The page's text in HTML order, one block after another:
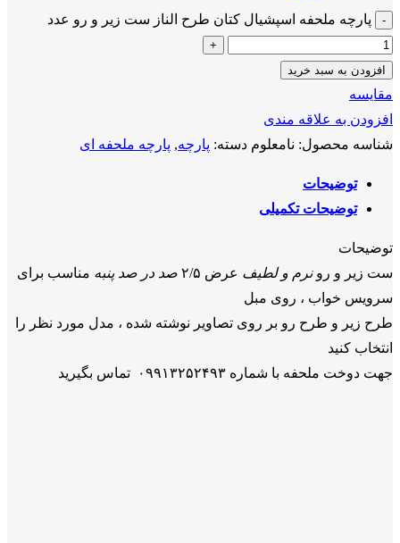
پارچه ملحفه اسپشیال کتان طرح الناز ست زیر و رو عدد
افزودن به سبد خرید
مقايسه
افزودن به علاقه مندی
شناسه محصول: نامعلوم دسته: پارچه, پارچه ملحفه ای
توضیحات
توضیحات تکمیلی
توضیحات
ست زیر و رونرم و لطیف عرض ۲/۵ صد در صد پنبه مناسب برای
سرویس خواب ، روی مبل
طرح زیر و طرح رو بر روی تصاویر نوشته شده ، مدل مورد نظر را
انتخاب کنید
جهت دوخت ملحفه با شماره ۰۹۹۱۳۲۵۲۴۹۳ تماس بگیرید